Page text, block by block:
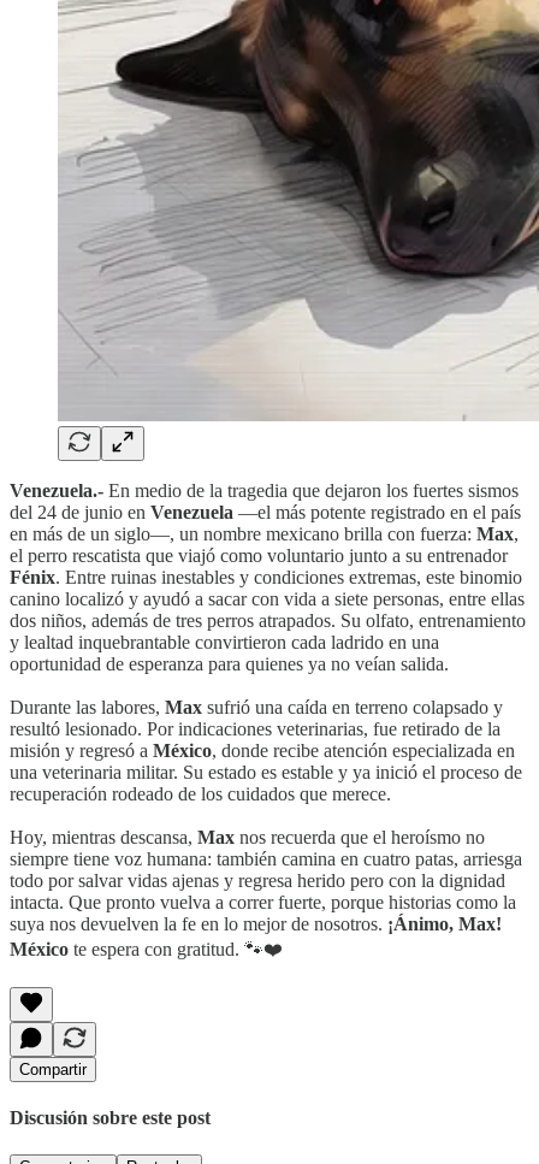
Venezuela.- En medio de la tragedia que dejaron los fuertes sismos
del 24 de junio en Venezuela —el más potente registrado en el país
en más de un siglo—, un nombre mexicano brilla con fuerza: Max,
el perro rescatista que viajó como voluntario junto a su entrenador
Fénix. Entre ruinas inestables y condiciones extremas, este binomio
canino localizó y ayudó a sacar con vida a siete personas, entre ellas
dos niños, además de tres perros atrapados. Su olfato, entrenamiento
y lealtad inquebrantable convirtieron cada ladrido en una
oportunidad de esperanza para quienes ya no veían salida.
Durante las labores, Max sufrió una caída en terreno colapsado y
resultó lesionado. Por indicaciones veterinarias, fue retirado de la
misión y regresó a México, donde recibe atención especializada en
una veterinaria militar. Su estado es estable y ya inició el proceso de
recuperación rodeado de los cuidados que merece.
Hoy, mientras descansa, Max nos recuerda que el heroísmo no
siempre tiene voz humana: también camina en cuatro patas, arriesga
todo por salvar vidas ajenas y regresa herido pero con la dignidad
intacta. Que pronto vuelva a correr fuerte, porque historias como la
suya nos devuelven la fe en lo mejor de nosotros. ¡Ánimo, Max!
México te espera con gratitud. 🐾❤️
Compartir
Discusión sobre este post